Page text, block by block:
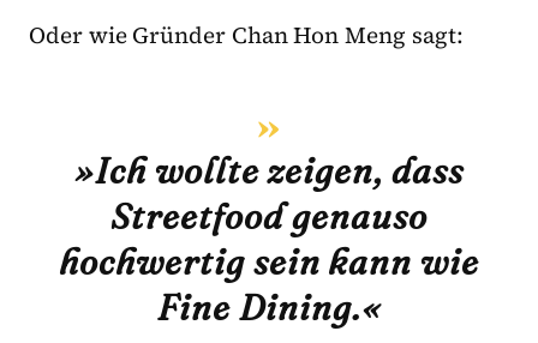
Oder wie Gründer Chan Hon Meng sagt:
»Ich wollte zeigen, dass
Streetfood genauso
hochwertig sein kann wie
Fine Dining.«